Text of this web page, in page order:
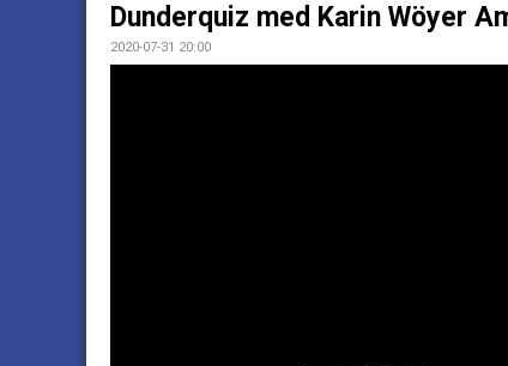
Dunderquiz med Karin Wöyer
2020-07-31 20:00